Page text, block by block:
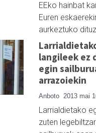
EEko hainbat
Euren
aurkeztuko
langileek ez
egin
arrazoiekin
Anboto 2013 mai
Larrialdietako
zuten